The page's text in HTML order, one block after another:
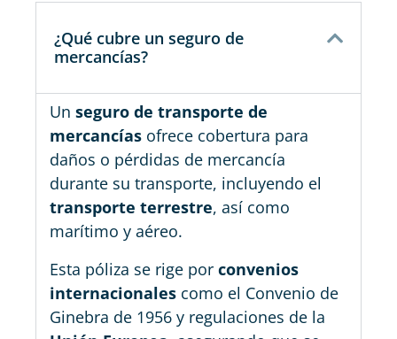
¿Qué cubre un seguro de
mercancías?
Un seguro de transporte de
mercancías ofrece cobertura para
daños o pérdidas de mercancía
durante su transporte, incluyendo el
transporte terrestre, así como
marítimo y aéreo.
Esta póliza se rige por convenios
internacionales como el Convenio de
Ginebra de 1956 y regulaciones de la